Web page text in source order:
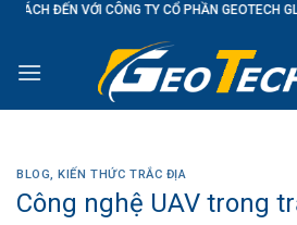
Skip
content
CỔ PHẦN GEOTECH GLOBAL
BLOG,KIẾN THỨC TRẮC ĐỊA
Công nghệ UAV trong